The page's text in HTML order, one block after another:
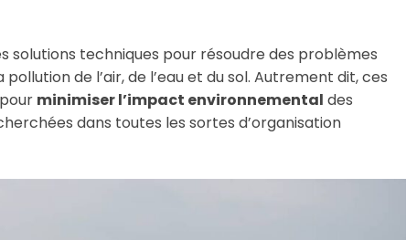
solutions techniques pour résoudre des problèmes
de l’air, de l’eau et du sol. Autrement dit, ces
minimiser l’impact environnemental des
dans toutes les sortes d’organisation